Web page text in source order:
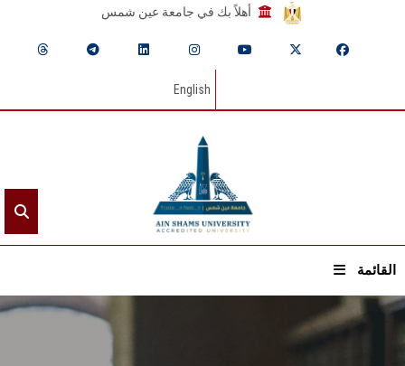
أهلاً بك في جامعة عين شمس
English
القائمة